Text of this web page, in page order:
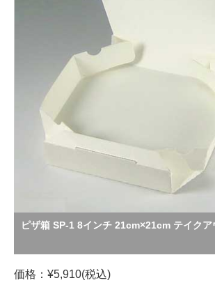
ピザ箱 SP-1 8インチ 21cm×21cm テイクア
価格：¥5,910(税込)